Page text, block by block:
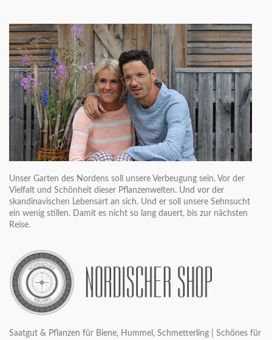
Unser Garten des Nordens soll unsere Verbeugung sein. Vor der
Vielfalt und Schönheit dieser Pflanzenwelten. Und vor der
skandinavischen Lebensart an sich. Und er soll unsere Sehnsucht
ein wenig stillen. Damit es nicht so lang dauert, bis zur nächsten
Reise.
Saatgut & Pflanzen für Biene, Hummel, Schmetterling | Schönes für